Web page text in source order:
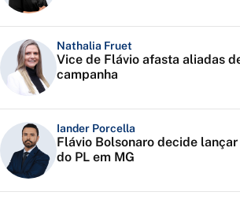
Nathalia Fruet
Vice de Flávio afasta aliadas
campanha
Iander Porcella
Flávio Bolsonaro decide
do PL em MG